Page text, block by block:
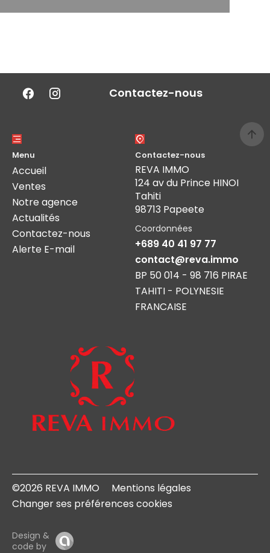
Contactez-nous
Menu
Accueil
Ventes
Notre agence
Actualités
Contactez-nous
Alerte E-mail
Contactez-nous
REVA IMMO
124 av du Prince HINOI
Tahiti
98713 Papeete
Coordonnées
+689 40 41 97 77
contact@reva.immo
BP 50 014 - 98 716 PIRAE
TAHITI - POLYNESIE
FRANCAISE
©2026 REVA IMMO
Mentions légales
Changer ses préférences cookies
Design &
code by